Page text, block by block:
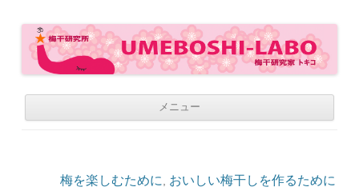
WE LOVE UMEBOSHI
メニュー
梅を楽しむために おいしい梅干しを作るために